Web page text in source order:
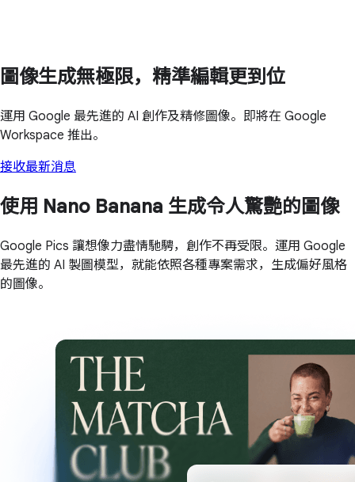
圖像生成無極限，精準編輯更到位
運用 Google 最先進的 AI 創作及精修圖像。即將在 Google
Workspace 推出。
接收最新消息
使用 Nano Banana 生成令人驚艷的圖像
Google Pics 讓想像力盡情馳騁，創作不再受限。運用 Google
最先進的 AI 製圖模型，就能依照各種專案需求，生成偏好風格
的圖像。